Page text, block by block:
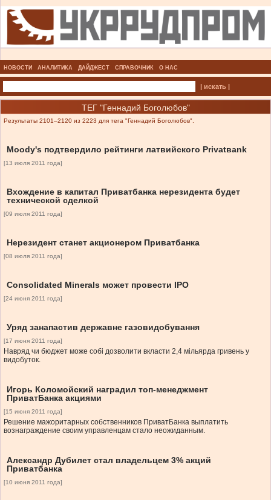
НОВОСТИ АНАЛИТИКА ДАЙДЖЕСТ СПРАВОЧНИК О НАС
| искать |
ТЕГ "Геннадий Боголюбов"
Результаты 2101–2120 из 2223 для тега "Геннадий Боголюбов".
Moody's подтвердило рейтинги латвийского Privatвank
[13 июля 2011 года]
Вхождение в капитал Приватбанка нерезидента будет
технической сделкой
[09 июля 2011 года]
Нерезидент станет акционером Приватбанка
[08 июля 2011 года]
Consolidated Minerals может провести IPO
[24 июня 2011 года]
Уряд занапастив державне газовидобування
[17 июня 2011 года]
Навряд чи бюджет може собі дозволити вкласти 2,4 мільярда гривень у
видобуток.
Игорь Коломойский наградил топ-менеджмент
ПриватБанка акциями
[15 июня 2011 года]
Решение мажоритарных собственников ПриватБанка выплатить
вознаграждение своим управленцам стало неожиданным.
Александр Дубилет стал владельцем 3% акций
Приватбанка
[10 июня 2011 года]